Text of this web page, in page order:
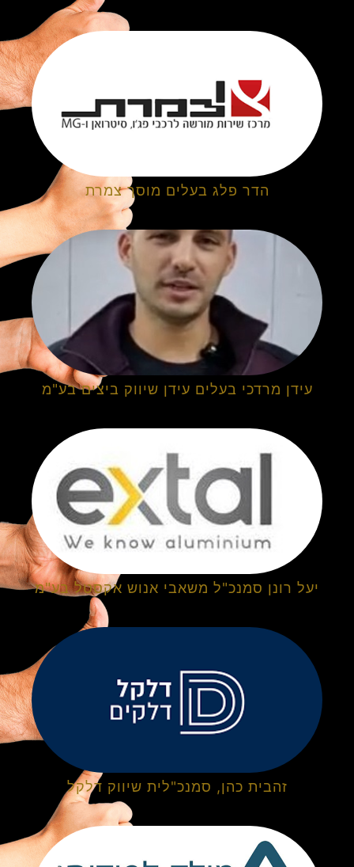
הדר פלג בעלים מוסך צמרת
עידן מרדכי בעלים עידן שיווק ביצים בע"מ
יעל רונן סמנכ"ל משאבי אנוש אקסטל בע"מ
זהבית כהן, סמנכ"לית שיווק דלקל